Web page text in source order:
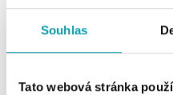
Souhlas
Tato webová stránka
Ivanská cesta 16, 821 04
tel.: +421 917 090 372
HALADA OCZOBRAZIŤ